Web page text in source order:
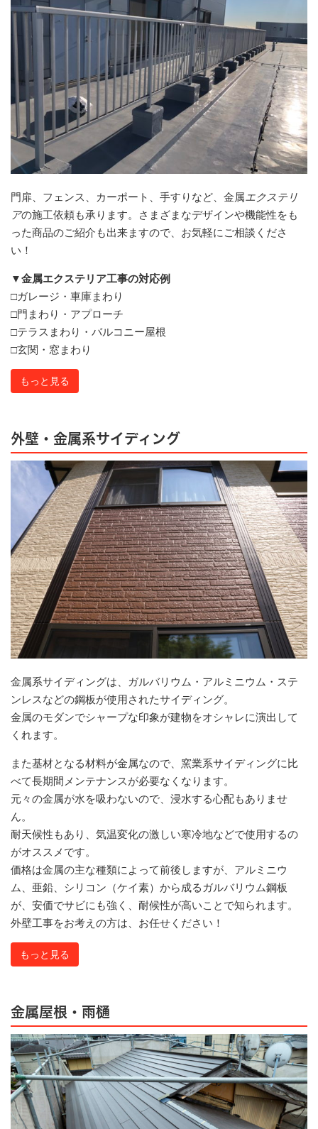
門扉、フェンス、カーポート、手すりなど、​金属エクステリ
アの施工依頼も承ります。さまざまなデザインや機能性をも
った商品のご紹介も出来ますので、お気軽にご相談くださ
い！
▼金属エクステリア工事の対応例
□ガレージ・車庫まわり
□門まわり・アプローチ
□テラスまわり・バルコニー屋根
□玄関・窓まわり
もっと見る
外壁・金属系サイディング
金属系サイディングは、ガルバリウム・アルミニウム・ステ
ンレスなどの鋼板が使用されたサイディング。
金属のモダンでシャープな印象が建物をオシャレに演出して
くれます。
また基材となる材料が金属なので、窯業系サイディングに比
べて長期間メンテナンスが必要なくなります。
元々の金属が水を吸わないので、浸水する心配もありませ
ん。
耐天候性もあり、気温変化の激しい寒冷地などで使用するの
がオススメです。
価格は金属の主な種類によって前後しますが、アルミニウ
ム、亜鉛、シリコン（ケイ素）から成るガルバリウム鋼板
が、安価でサビにも強く、耐候性が高いことで知られます。
外壁工事をお考えの方は、お任せください！
もっと見る
金属屋根・雨樋